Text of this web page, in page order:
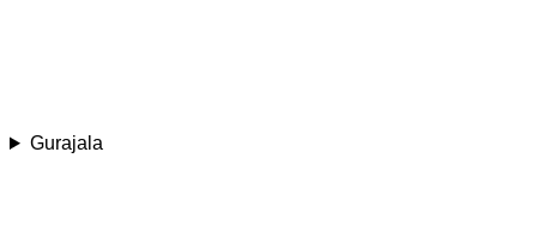
Gurajala